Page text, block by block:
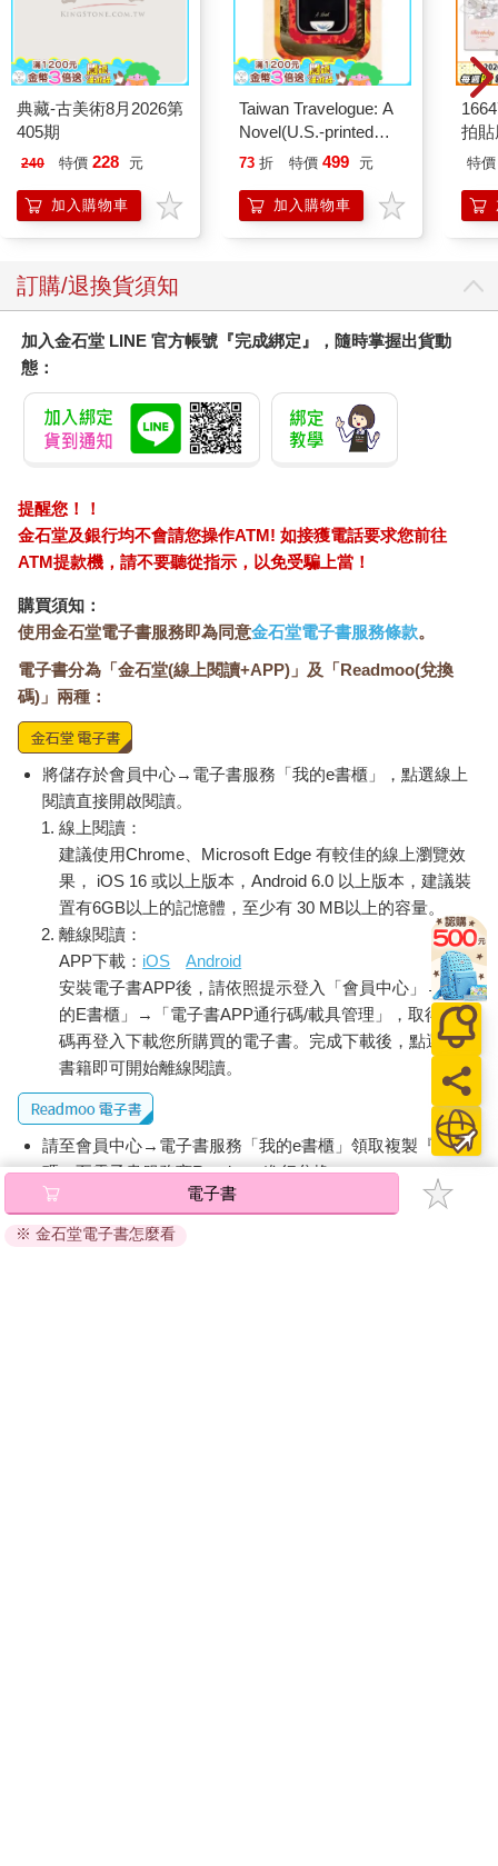
樂，無法培養出完成任務的動力。
相反的，有些母親把女性化的處理方式帶入與兒子的關係中，因
此過度照顧兒子。也許這是我們文化中老掉牙的尊老愛幼觀念，
也許是因為母親認為兒子很脆弱，需要更多的幫助。
事實上，與女性相比，男性的發展普遍較慢，因此，也容易延長
母親照顧兒子的時間。然而，這兩種原因對男孩來說都有害。當
母親過度參與男孩的生活起居時，男孩自己承擔的責任會越來越
就男孩而言，他們也會積極配合這種關係，這與他們童年時矛盾
的想法有關：既想要「娶」母親，又會迎合母親的行為。這種源
當然，這也與父母的分工有關——母親可能是全職，或部分時間
男孩。母親總是在場，她們的無所不在和有求必應，無形中降低
了自身的地位。
就像市場經濟中的供需法則，無條件供應就和供過於求一樣，這
也讓母親的身分貶值（可能是因為傳統的母性觀念，要求她們對
家庭無條件的奉獻）。
如果男孩認為母親理所當然該圍著自己打轉，那麼母親就成了他
乏獨立性。
此外，母親若對自己照顧不周，總是犧牲自己來照顧孩子，會讓
孩子內疚，進而形成模糊的關係和畸形的依賴。
男生不在意分數很正常
如果家裡的男孩一點也不在意成績，這其實很正常，特別是在青
春期開始的時候。有好成績未必能給男孩帶來實際上的好處，被
稱作「書呆子」反而更容易被排擠。
然而，父母對學習和成績的態度卻很明確：男孩在學校的任務，
就是好好學習，盡全力取得好成績。這種態度往往讓孩子感到厭
煩，即便許多父母一再強調，只要有成績好，他們就不會再碎碎
唸。
一般來說，只要沒有什麼太大的意外，孩子大都能平靜度過學校
生活。但，一旦男孩在校表現達不到父母的期望，許多父母會變
得歇斯底里，甚至不知所措。他們對孩子期望過高，總是既擔憂
又焦慮，深怕孩子無法成為自主獨立的男人。於是，父母便不自
覺的將壓力轉嫁到孩子身上─ ─因為他們自己做不到。
如果這些男孩無法達到成年人的期待，往往就會出現健康問題或
啟動防衛機制，以父母不樂見的方式回應。
對男孩來說，學業成績固然重要，但這畢竟不是全部。在學校
裡，認知性（按：指直接透過閱讀或聽講來接收訊息）的學習常
被過度強調。男孩真正需要的是，在學校或其他地方學習到未來
討論男孩學業成績，通常圍繞著兩個問題：為什麼他們的學業表
現普遍不佳，以及為什麼男孩的成績總是比女孩差。單從認知條
件來看，情況本不該如此，因為男女之間的學習能力差異不大。
從遺傳學的角度來說，這樣的觀點也毫無根據。
然而，實際情況卻是，即使在能力相當的情況下，男孩的考試成
績仍略遜於女孩。
典藏-古美術8月2026第
405期
240 特價 228 元
加入購物車
Taiwan Travelogue: A
Novel(U.S.-printed
edition)
73 折 特價 499 元
加入購物車
拍
特價
訂購/退換貨須知
加入金石堂 LINE 官方帳號『完成綁定』，隨時掌握出貨動
態：
提醒您！！
金石堂及銀行均不會請您操作ATM! 如接獲電話要求您前往
ATM提款機，請不要聽從指示，以免受騙上當！
購買須知：
使用金石堂電子書服務即為同意金石堂電子書服務條款。
電子書分為「金石堂(線上閱讀+APP)」及「Readmoo(兌換
碼)」兩種：
將儲存於會員中心→電子書服務「我的e書櫃」，點選線上
閱讀直接開啟閱讀。
線上閱讀：
建議使用Chrome、Microsoft Edge 有較佳的線上瀏覽效
果， iOS 16 或以上版本，Android 6.0 以上版本，建議裝
置有6GB以上的記憶體，至少有 30 MB以上的容量。
離線閱讀：
APP下載： iOS
Android
安裝電子書APP後，請依照提示登入「會員中心」→「我
的E書櫃」→「電子書APP通行碼/載具管理」，取得通行
碼再登入下載您所購買的電子書。完成下載後，點選任一
書籍即可開始離線閱讀。
請至會員中心→電子書服務「我的e書櫃」領取複製『兌換
碼』至電子書服務商Readmoo進行兌換。
退換貨須知：
因版權保護，您在金石堂所購買的電子書僅能以金石堂專屬
電子書
※ 金石堂電子書怎麼看